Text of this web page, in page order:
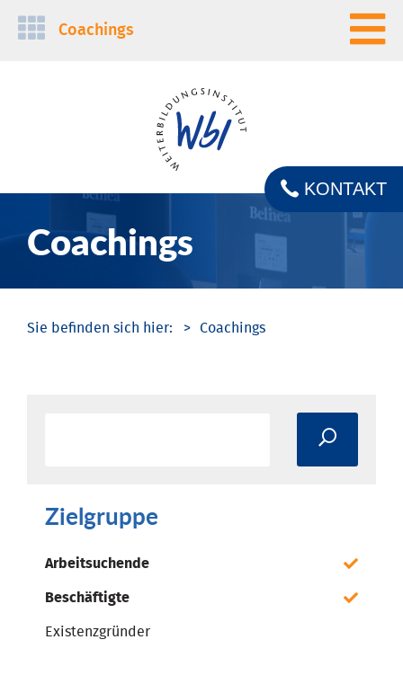
Navigation
Coachings
Coachings
KONTAKT
Coachings
Zielgruppe
Arbeitsuchende
Beschäftigte
Existenzgründer